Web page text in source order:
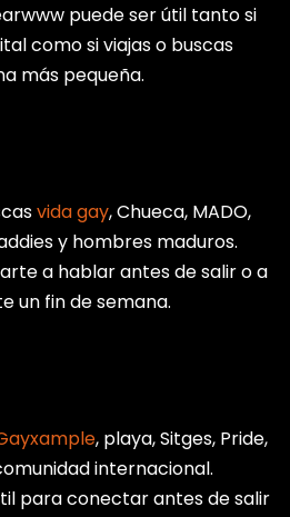
puede ser útil tanto si
como si viajas o buscas
más pequeña.
vida gay, Chueca, MADO,
y hombres maduros.
a hablar antes de salir o a
un fin de semana.
, playa, Sitges, Pride,
internacional.
para conectar antes de salir